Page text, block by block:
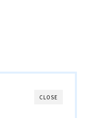
CLOSE